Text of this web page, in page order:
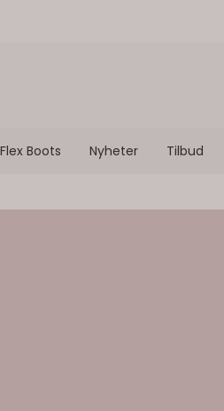
Flex Boots Nyheter Tilbud